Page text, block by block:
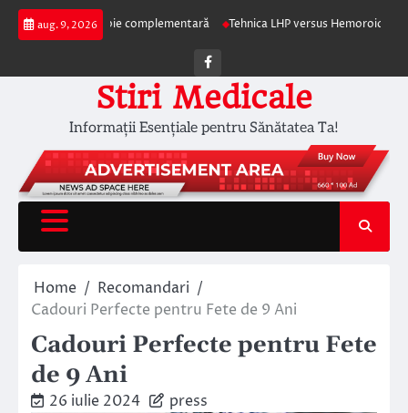
Skip
aug. 9, 2026
ca terapie complementară Tehnica LHP versus Hemoroidectomia
Facebook
Stiri Medicale
Informații Esențiale pentru Sănătatea Ta!
Home
Recomandari
Cadouri Perfecte pentru Fete de 9 Ani
Cadouri Perfecte pentru Fete
de 9 Ani
26 iulie 2024 press